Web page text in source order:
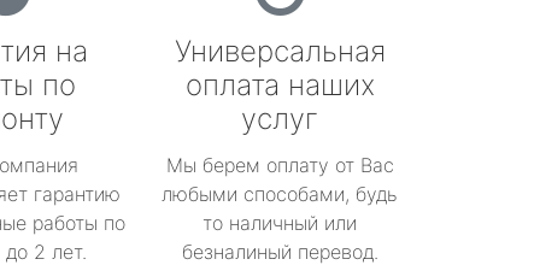
на
по
гарантию
работы по
2 лет.
Универсальная
оплата наших
услуг
Мы берем оплату от Вас
любыми способами, будь
то наличный или
безналиный перевод.